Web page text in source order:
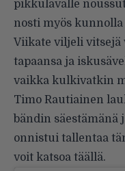
pikkulavalle
nosti myös
Viikate viljeli
tapaansa ja
vaikka kulkivatkin
Timo Rautiainen
bändin säestämänä
onnistui tallentaa
voit katsoa täällä.